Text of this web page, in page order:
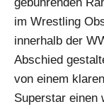
gebührenden
im Wrestling
innerhalb der
Abschied
von einem
Superstar einen